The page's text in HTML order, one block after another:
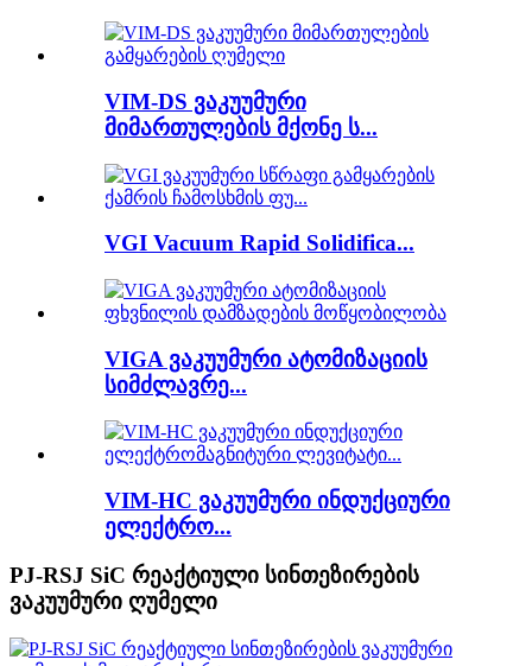
VIM-DS ვაკუუმური
მიმართულების მქონე ს...
VGI Vacuum Rapid Solidifica...
VIGA ვაკუუმური ატომიზაციის
სიმძლავრე...
VIM-HC ვაკუუმური ინდუქციური
ელექტრო...
PJ-RSJ SiC რეაქტიული სინთეზირების
ვაკუუმური ღუმელი